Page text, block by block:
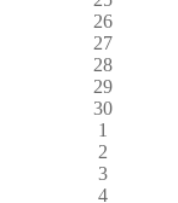
26
27
28
29
30
1
2
3
4